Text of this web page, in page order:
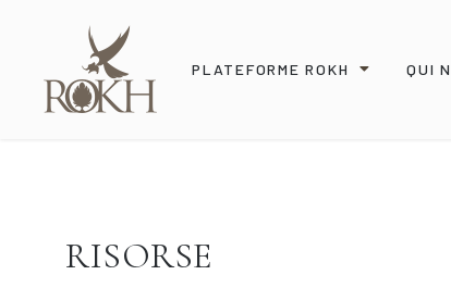
PLATEFORME ROKH QUI
RISORSE